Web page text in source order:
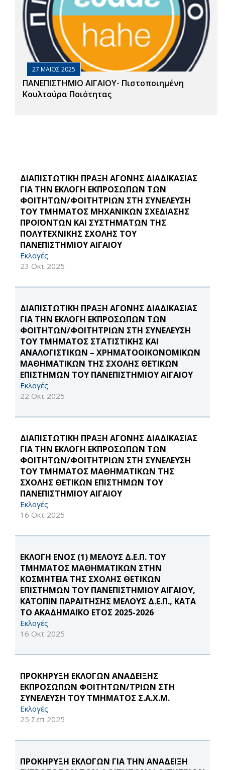
27 ΜΑΙΟΣ 2025
ΠΑΝΕΠΙΣΤΗΜΙΟ ΑΙΓΑΙΟΥ- Πιστοποιημένη
Κουλτούρα Ποιότητας
ΔΙΑΠΙΣΤΩΤΙΚΗ ΠΡΑΞΗ ΑΓΟΝΗΣ ΔΙΑΔΙΚΑΣΙΑΣ
ΓΙΑ ΤΗΝ ΕΚΛΟΓΗ ΕΚΠΡΟΣΩΠΩΝ ΤΩΝ
ΦΟΙΤΗΤΩΝ/ΦΟΙΤΗΤΡΙΩΝ ΣΤΗ ΣΥΝΕΛΕΥΣΗ
ΤΟΥ ΤΜΗΜΑΤΟΣ ΜΗΧΑΝΙΚΩΝ ΣΧΕΔΙΑΣΗΣ
ΠΡΟΪΟΝΤΩΝ ΚΑΙ ΣΥΣΤΗΜΑΤΩΝ ΤΗΣ
ΠΟΛΥΤΕΧΝΙΚΗΣ ΣΧΟΛΗΣ ΤΟΥ
ΠΑΝΕΠΙΣΤΗΜΙΟΥ ΑΙΓΑΙΟΥ
Εκλογές
23 Οκτ 2025
ΔΙΑΠΙΣΤΩΤΙΚΗ ΠΡΑΞΗ ΑΓΟΝΗΣ ΔΙΑΔΙΚΑΣΙΑΣ
ΓΙΑ ΤΗΝ ΕΚΛΟΓΗ ΕΚΠΡΟΣΩΠΩΝ ΤΩΝ
ΦΟΙΤΗΤΩΝ/ΦΟΙΤΗΤΡΙΩΝ ΣΤΗ ΣΥΝΕΛΕΥΣΗ
ΤΟΥ ΤΜΗΜΑΤΟΣ ΣΤΑΤΙΣΤΙΚΗΣ ΚΑΙ
ΑΝΑΛΟΓΙΣΤΙΚΩΝ – ΧΡΗΜΑΤΟΟΙΚΟΝΟΜΙΚΩΝ
ΜΑΘΗΜΑΤΙΚΩΝ ΤΗΣ ΣΧΟΛΗΣ ΘΕΤΙΚΩΝ
ΕΠΙΣΤΗΜΩΝ ΤΟΥ ΠΑΝΕΠΙΣΤΗΜΙΟΥ ΑΙΓΑΙΟΥ
Εκλογές
22 Οκτ 2025
ΔΙΑΠΙΣΤΩΤΙΚΗ ΠΡΑΞΗ ΑΓΟΝΗΣ ΔΙΑΔΙΚΑΣΙΑΣ
ΓΙΑ ΤΗΝ ΕΚΛΟΓΗ ΕΚΠΡΟΣΩΠΩΝ ΤΩΝ
ΦΟΙΤΗΤΩΝ/ΦΟΙΤΗΤΡΙΩΝ ΣΤΗ ΣΥΝΕΛΕΥΣΗ
ΤΟΥ ΤΜΗΜΑΤΟΣ ΜΑΘΗΜΑΤΙΚΩΝ ΤΗΣ
ΣΧΟΛΗΣ ΘΕΤΙΚΩΝ ΕΠΙΣΤΗΜΩΝ ΤΟΥ
ΠΑΝΕΠΙΣΤΗΜΙΟΥ ΑΙΓΑΙΟΥ
Εκλογές
16 Οκτ 2025
ΕΚΛΟΓΗ ΕΝΟΣ (1) ΜΕΛΟΥΣ Δ.Ε.Π. ΤΟΥ
ΤΜΗΜΑΤΟΣ ΜΑΘΗΜΑΤΙΚΩΝ ΣΤΗΝ
ΚΟΣΜΗΤΕΙΑ ΤΗΣ ΣΧΟΛΗΣ ΘΕΤΙΚΩΝ
ΕΠΙΣΤΗΜΩΝ ΤΟΥ ΠΑΝΕΠΙΣΤΗΜΙΟΥ ΑΙΓΑΙΟΥ,
ΚΑΤΟΠΙΝ ΠΑΡΑΙΤΗΣΗΣ ΜΕΛΟΥΣ Δ.Ε.Π., ΚΑΤΑ
ΤΟ ΑΚΑΔΗΜΑΪΚΟ ΕΤΟΣ 2025-2026
Εκλογές
16 Οκτ 2025
ΠΡΟΚΗΡΥΞΗ ΕΚΛΟΓΩΝ ΑΝΑΔΕΙΞΗΣ
ΕΚΠΡΟΣΩΠΩΝ ΦΟΙΤΗΤΩΝ/ΤΡΙΩΝ ΣΤΗ
ΣΥΝΕΛΕΥΣΗ ΤΟΥ ΤΜΗΜΑΤΟΣ Σ.Α.Χ.Μ.
Εκλογές
25 Σεπ 2025
ΠΡΟΚΗΡΥΞΗ ΕΚΛΟΓΩΝ ΓΙΑ ΤΗΝ ΑΝΑΔΕΙΞΗ